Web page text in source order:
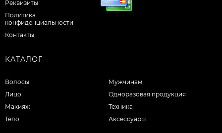
Реквизиты
Политика
конфиденциальности
Контакты
КАТАЛОГ
Волосы
Лицо
Макияж
Тело
Мужчинам
Одноразовая продукция
Техника
Аксессуары